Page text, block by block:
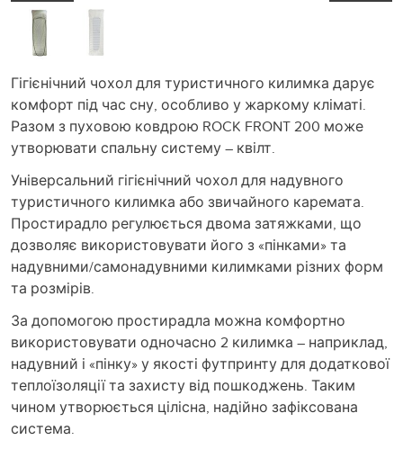
Гігієнічний чохол для туристичного килимка дарує
комфорт під час сну, особливо у жаркому кліматі.
Разом з пуховою ковдрою ROCK FRONT 200 може
утворювати спальну систему – квілт.
Універсальний гігієнічний чохол для надувного
туристичного килимка або звичайного каремата.
Простирадло регулюється двома затяжками, що
дозволяє використовувати його з «пінками» та
надувними/самонадувними килимками різних форм
та розмірів.
За допомогою простирадла можна комфортно
використовувати одночасно 2 килимка – наприклад,
надувний і «пінку» у якості футпринту для додаткової
теплоїзоляції та захисту від пошкоджень. Таким
чином утворюється цілісна, надійно зафіксована
система.